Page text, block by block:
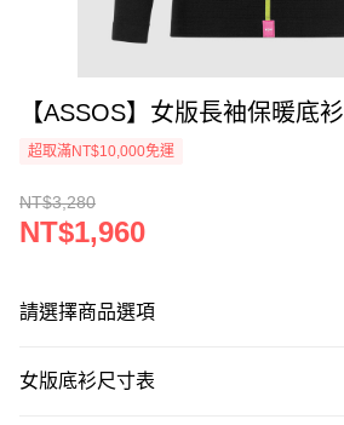
【ASSOS】女版長袖保暖底衫
超取滿NT$10,000免運
NT$3,280
NT$1,960
請選擇商品選項
女版底衫尺寸表